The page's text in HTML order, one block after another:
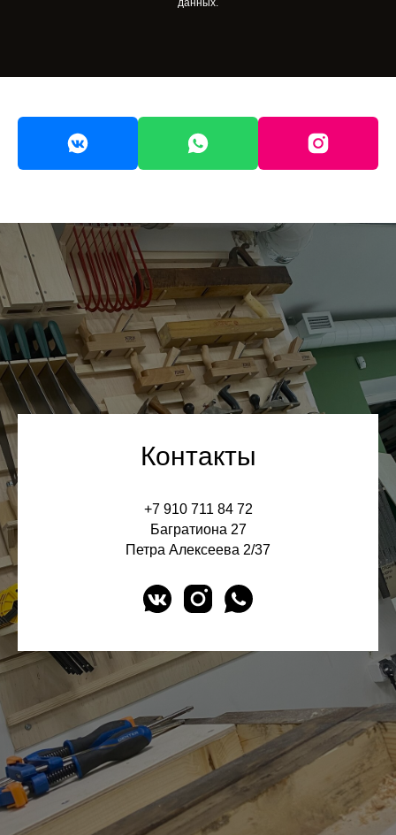
данных.
Контакты
+7 910 711 84 72
Багратиона 27
Петра Алексеева 2/37